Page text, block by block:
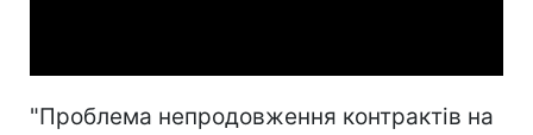
"Проблема непродовження контрактів на